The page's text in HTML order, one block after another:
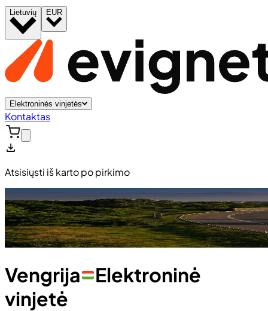
Lietuvių EUR
Elektroninės vinjetės
Kontaktas
Atsisiųsti iš karto po pirkimo
Vengrija
Elektroninė
vinjetė